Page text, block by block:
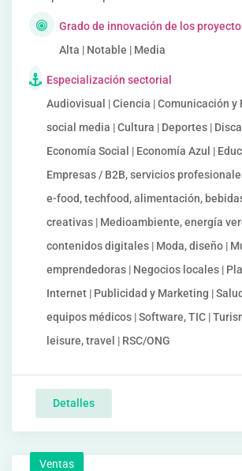
Grado de innovación de los
Alta | Notable | Media
Especialización sectorial
Audiovisual | Ciencia | Comunicación y
social media | Cultura | Deportes |
Economía Social | Economía Azul |
Empresas / B2B, servicios
e-food, techfood, alimentación,
creativas | Medioambiente, energía
contenidos digitales | Moda, diseño |
emprendedoras | Negocios locales |
Internet | Publicidad y Marketing |
equipos médicos | Software, TIC |
leisure, travel | RSC/ONG
Detalles
Ventas